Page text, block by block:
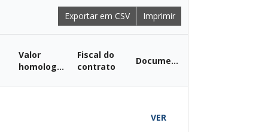
Exportar em CSV Imprimir
Valor
homologado
Fiscal do
contrato
Documentos
VER